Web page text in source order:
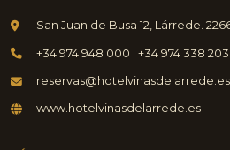
San Juan de Busa 12, Lárrede.
+34 974 948 000 · +34 974 338 203
reservas@hotelvinasdelarrede.es
www.hotelvinasdelarrede.es